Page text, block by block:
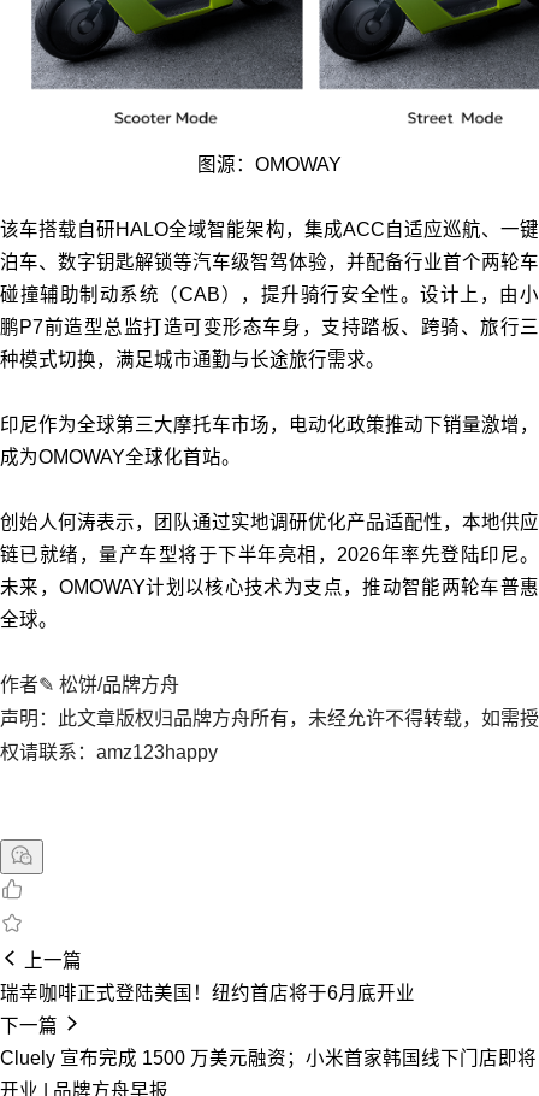
图源：OMOWAY
该车搭载自研HALO全域智能架构，集成ACC自适应巡航、一键
泊车、数字钥匙解锁等汽车级智驾体验，并配备行业首个两轮车
碰撞辅助制动系统（CAB），提升骑行安全性。设计上，由小
鹏P7前造型总监打造可变形态车身，支持踏板、跨骑、旅行三
种模式切换，满足城市通勤与长途旅行需求。
印尼作为全球第三大摩托车市场，电动化政策推动下销量激增，
成为OMOWAY全球化首站。
创始人何涛表示，团队通过实地调研优化产品适配性，本地供应
链已就绪，量产车型将于下半年亮相，2026年率先登陆印尼。
未来，OMOWAY计划以核心技术为支点，推动智能两轮车普惠
全球。
作者✎ 松饼/品牌方舟
声明：此文章版权归品牌方舟所有，未经允许不得转载，如需授
权请联系：amz123happy
上一篇
瑞幸咖啡正式登陆美国！纽约首店将于6月底开业
下一篇
Cluely 宣布完成 1500 万美元融资；小米首家韩国线下门店即将
开业 | 品牌方舟早报